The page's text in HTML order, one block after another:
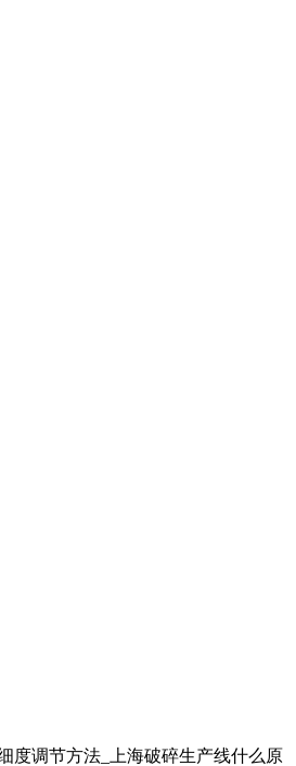
度调节方法_上海破碎生产线什么原